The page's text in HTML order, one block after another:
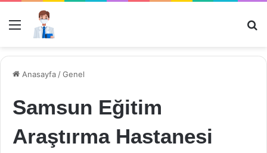
Menü
Anasayfa /Genel
Samsun Eğitim
Araştırma Hastanesi